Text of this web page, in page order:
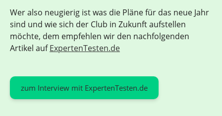
Wer also neugierig ist was die Pläne für das neue Jahr
sind und wie sich der Club in Zukunft aufstellen
möchte, dem empfehlen wir den nachfolgenden
Artikel aufExpertenTesten.de
zum Interview mit ExpertenTesten.de